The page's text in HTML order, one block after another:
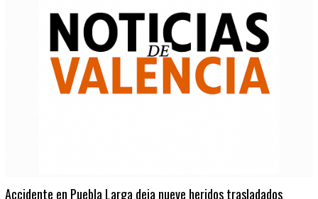
Accidente en Puebla Larga deja nueve heridos trasladados